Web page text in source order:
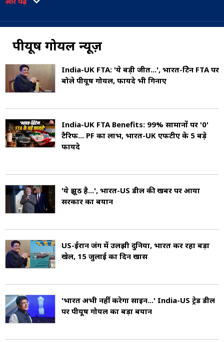
नेता (Leader of the House) भी हैं.
(Chandrakanta Goyal) और वेद प्रकाश गोयल (Ved
Prakash Goyal) के घर हुआ. उनकी माताजी महाराष्ट्र
में तीन बार भारतीय जनता पार्टी की ओर से विधानसभा
सदस्य (Bharatiya Janata Party Member of
Legislative Assembly) रह चुकी हैं और उनके पिता
2001-2003 में वाजपेयी सरकार में केंद्रीय जहाजरानी
चुके हैं. पीयूष गोयल एक चार्टर्ड एकाउंटेंट हैं और उन्होंने
सीए फाइनल में भारत में दूसरा स्थान हासिल किया था
(All-India Second Rank Holder in CA Final).
उन्होंने मुंबई विश्वविद्यालय से कानून की पढ़ाई की. उन्होंने
एक सक्रिय सामाजिक कार्यकर्ता सीमा गोयल से शादी की
(Married to Seema Goyal) और दंपति के दो बच्चे
हैं.
गोयल ने अपने करियर की शुरुआत बतौर एक निवेश बैंकर
पीयूष गोयल न्यूज़
India-UK FTA: 'ये बड़ी जीत...', भारत-ब्रिटेन FTA पर
बोले पीयूष गोयल, फायदे भी गिनाए
India-UK FTA Benefits: 99% सामानों पर '0'
टैरिफ... PF का लाभ, भारत-UK एफटीए के 5 बड़े
फायदे
'ये झूठ है...', भारत-US डील की खबर पर आया
सरकार का बयान
US-ईरान जंग में उलझी दुनिया, भारत कर रहा बड़ा
खेल, 15 जुलाई का दिन खास
'भारत अभी नहीं करेगा साइन...' India-US ट्रेड डील
पर पीयूष गोयल का बड़ा बयान